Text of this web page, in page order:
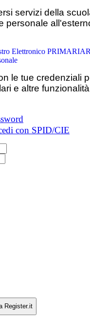
servizi della
personale
Elettronico PRIMARIA
le tue credenziali
e altre
con SPID/CIE